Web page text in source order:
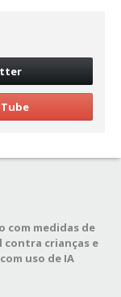
com medidas de
contra crianças e
uso de IA